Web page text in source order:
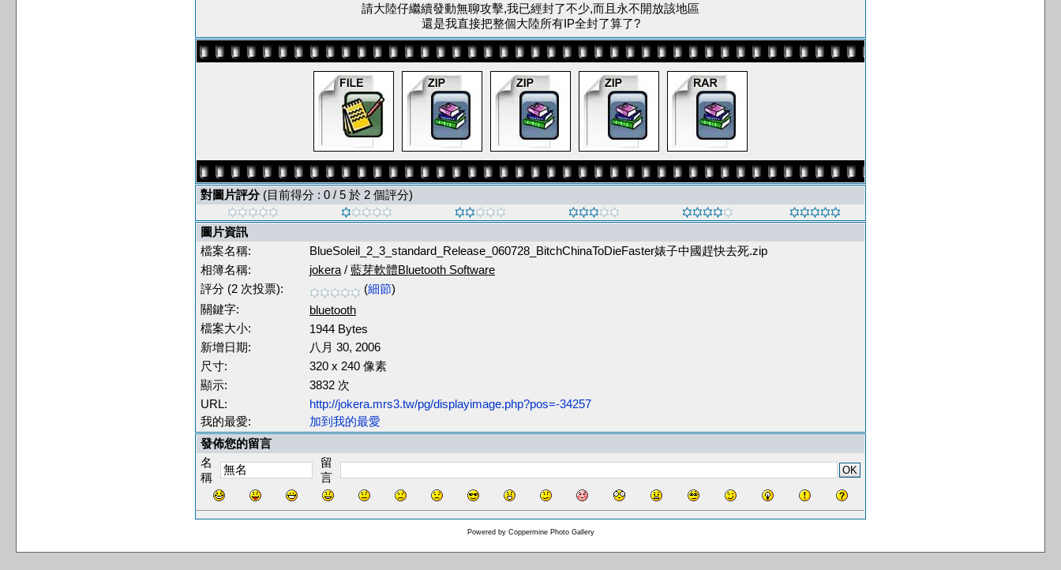
請大陸仔繼續發動無聊攻擊,我已經封了不少,而且永不開放該地區
還是我直接把整個大陸所有IP全封了算了?
對圖片評分(目前得分 : 0 / 5 於 2 個評分)
圖片資訊
檔案名稱:
BlueSoleil_2_3_standard_Release_060728_BitchChinaToDieFaster婊子中國趕快去死.zip
相簿名稱:
jokera / 藍芽軟體Bluetooth Software
評分 (2 次投票):
(細節)
關鍵字:
bluetooth
檔案大小:
1944 Bytes
新增日期:
八月 30, 2006
尺寸:
320 x 240 像素
顯示:
3832 次
URL:
http://jokera.mrs3.tw/pg/displayimage.php?pos=-34257
我的最愛:
加到我的最愛
發佈您的留言
名
稱
留
言
Powered by Coppermine Photo Gallery